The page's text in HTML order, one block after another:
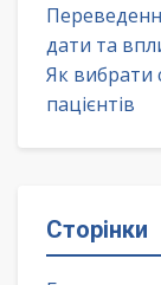
дати та
Як вибрати
пацієнтів
Сторінки